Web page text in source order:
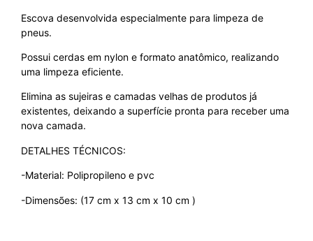
Escova desenvolvida especialmente para limpeza de
pneus.
Possui cerdas em nylon e formato anatômico, realizando
uma limpeza eficiente.
Elimina as sujeiras e camadas velhas de produtos já
existentes, deixando a superfície pronta para receber uma
nova camada.
DETALHES TÉCNICOS:
-Material: Polipropileno e pvc
-Dimensões: (17 cm x 13 cm x 10 cm )